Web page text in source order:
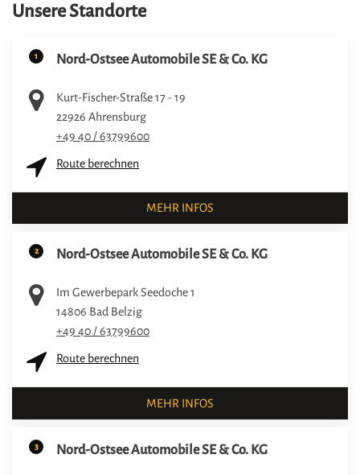
Unsere Standorte
1 Nord-Ostsee Automobile SE & Co. KG
Kurt-Fischer-Straße 17 - 19
22926 Ahrensburg
+49 40 / 63799600
Route berechnen
MEHR INFOS
2 Nord-Ostsee Automobile SE & Co. KG
Im Gewerbepark Seedoche 1
14806 Bad Belzig
+49 40 / 63799600
Route berechnen
MEHR INFOS
3 Nord-Ostsee Automobile SE & Co. KG